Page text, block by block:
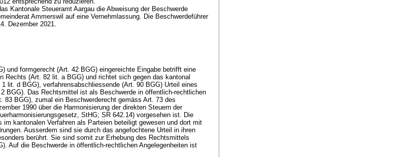
Kantonale Steueramt Aargau die Abweisung der Beschwerde
Ammerswil auf eine Vernehmlassung. Die Beschwerdeführer
Dezember 2021.
) und formgerecht (Art. 42 BGG) eingereichte Eingabe betrifft eine
Rechts (Art. 82 lit. a BGG) und richtet sich gegen das kantonal
1 lit. d BGG), verfahrensabschliessende (Art. 90 BGG) Urteil eines
BGG). Das Rechtsmittel ist als Beschwerde in öffentlich-rechtlichen
83 BGG), zumal ein Beschwerderecht gemäss Art. 73 des
1990 über die Harmonisierung der direkten Steuern der
StHG; SR 642.14) vorgesehen ist. Die
im kantonalen Verfahren als Parteien beteiligt gewesen und dort mit
Ausserdem sind sie durch das angefochtene Urteil in ihren
berührt. Sie sind somit zur Erhebung des Rechtsmittels
). Auf die Beschwerde in öffentlich-rechtlichen Angelegenheiten ist